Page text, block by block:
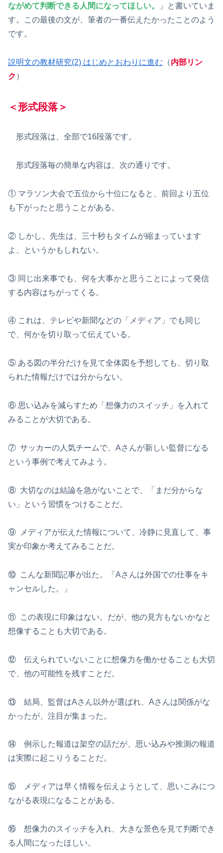
ながめて判断できる人間になってほしい。
」と書いていま
す。この最後の文が、筆者の一番伝えたかったことのよう
です。
説明文の教材研究(2) はじめとおわりに進む （内部リン
ク ）
＜形式段落＞
形式段落は、全部で16段落です。
形式段落毎の簡単な内容は、次の通りです。
① マラソン大会で五位から十位になると、前回より五位
も下がったと思うことがある。
② しかし、先生は、三十秒もタイムが縮まっています
よ、というかもしれない。
③ 同じ出来事でも、何を大事かと思うことによって発信
する内容はちがってくる。
④ これは、テレビや新聞などの「メディア」でも同じ
で、何かを切り取って伝えている。
⑤ ある図の半分だけを見て全体図を予想しても、切り取
られた情報だけでは分からない。
⑥ 思い込みを減らすため「想像力のスイッチ」を入れて
みることが大切である。
⑦ サッカーの人気チームで、Aさんが新しい監督になる
という事例で考えてみよう。
⑧ 大切なのは結論を急がないことで、「まだ分からな
い」という習慣をつけることだ。
⑨ メディアが伝えた情報について、冷静に見直して、事
実か印象か考えてみることだ。
⑩ こんな新聞記事が出た。「Aさんは外国での仕事をキ
ャンセルした。」
⑪ この表現に印象はない。だが、他の見方もないかなと
想像することも大切である。
⑫ 伝えられていないことに想像力を働かせることも大切
で、他の可能性を残すことだ。
⑬ 結局、監督はAさん以外が選ばれ、Aさんは関係がな
かったが、注目が集まった。
⑭ 例示した報道は架空の話だが、思い込みや推測の報道
は実際に起こりうることだ。
⑮ メディアは早く情報を伝えようとして、思いこみにつ
ながる表現になることがある。
⑯ 想像力のスイッチを入れ、大きな景色を見て判断でき
る人間になったほしい。